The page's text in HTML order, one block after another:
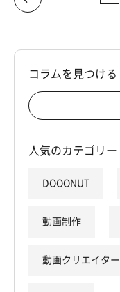
コラムを見つける
人気のカテゴリー
DOOONUT
動画制作
動画クリエイター